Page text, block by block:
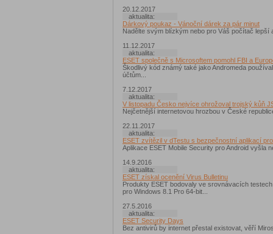
20.12.2017
aktualita:
Dárkový poukaz - Vánoční dárek za pár minut
Nadělte svým blízkým nebo pro Váš počítač lepší
11.12.2017
aktualita:
ESET společně s Microsoftem pomohl FBI a
Škodlivý kód známý také jako Andromeda
účtům...
7.12.2017
aktualita:
V listopadu Česko nejvíce ohrožoval trojský kůň
Nejčetnější internetovou hrozbou v České
22.11.2017
aktualita:
ESET zvítězil v dTestu s bezpečnostní aplikací
Aplikace ESET Mobile Security pro Android vyšla
14.9.2016
aktualita:
ESET získal ocenění Virus Bulletinu
Produkty ESET bodovaly ve srovnávacích
pro Windows 8.1 Pro 64-bit...
27.5.2016
aktualita:
ESET Security Days
Bez antivirů by internet přestal existovat, věří